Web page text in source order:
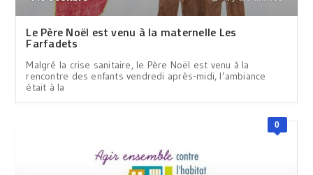
Le Père Noël est venu à la maternelle Les
Farfadets
Malgré la crise sanitaire, le Père Noël est venu à la
rencontre des enfants vendredi après-midi, l’ambiance
était à la
0